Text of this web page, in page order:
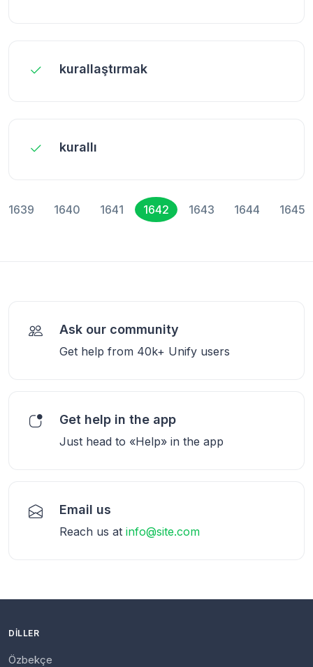
kurallaştırmak
kurallı
1639 1640 1641 1642 1643 1644 1645
Ask our community
Get help from 40k+ Unify users
Get help in the app
Just head to «Help» in the app
Email us
Reach us at info@site.com
DILLER
Özbekçe